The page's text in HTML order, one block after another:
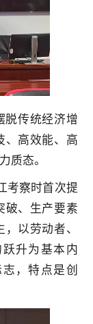
脱传统经济增
、高效能、高
质态。
考察时首次提
破、生产要素
以劳动者、
升为基本内
，特点是创